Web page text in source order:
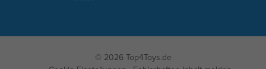
© 2026 Top4Toys.de